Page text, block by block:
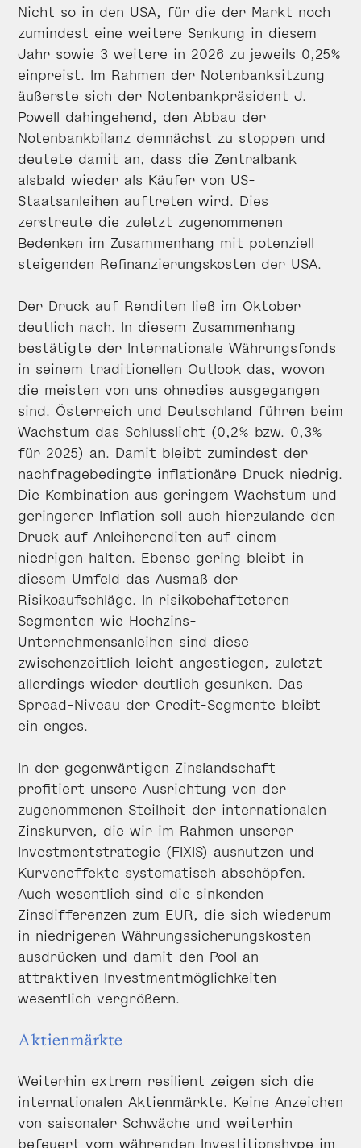
Nicht so in den USA, für die der Markt noch
zumindest eine weitere Senkung in diesem
Jahr sowie 3 weitere in 2026 zu jeweils 0,25%
einpreist. Im Rahmen der Notenbanksitzung
äußerste sich der Notenbankpräsident J.
Powell dahingehend, den Abbau der
Notenbankbilanz demnächst zu stoppen und
deutete damit an, dass die Zentralbank
alsbald wieder als Käufer von US-
Staatsanleihen auftreten wird. Dies
zerstreute die zuletzt zugenommenen
Bedenken im Zusammenhang mit potenziell
steigenden Refinanzierungskosten der USA.
Der Druck auf Renditen ließ im Oktober
deutlich nach. In diesem Zusammenhang
bestätigte der Internationale Währungsfonds
in seinem traditionellen Outlook das, wovon
die meisten von uns ohnedies ausgegangen
sind. Österreich und Deutschland führen beim
Wachstum das Schlusslicht (0,2% bzw. 0,3%
für 2025) an. Damit bleibt zumindest der
nachfragebedingte inflationäre Druck niedrig.
Die Kombination aus geringem Wachstum und
geringerer Inflation soll auch hierzulande den
Druck auf Anleiherenditen auf einem
niedrigen halten. Ebenso gering bleibt in
diesem Umfeld das Ausmaß der
Risikoaufschläge. In risikobehafteteren
Segmenten wie Hochzins-
Unternehmensanleihen sind diese
zwischenzeitlich leicht angestiegen, zuletzt
allerdings wieder deutlich gesunken. Das
Spread-Niveau der Credit-Segmente bleibt
ein enges.
In der gegenwärtigen Zinslandschaft
profitiert unsere Ausrichtung von der
zugenommenen Steilheit der internationalen
Zinskurven, die wir im Rahmen unserer
Investmentstrategie (FIXIS) ausnutzen und
Kurveneffekte systematisch abschöpfen.
Auch wesentlich sind die sinkenden
Zinsdifferenzen zum EUR, die sich wiederum
in niedrigeren Währungssicherungskosten
ausdrücken und damit den Pool an
attraktiven Investmentmöglichkeiten
wesentlich vergrößern.
Aktienmärkte
Weiterhin extrem resilient zeigen sich die
internationalen Aktienmärkte. Keine Anzeichen
von saisonaler Schwäche und weiterhin
befeuert vom währenden Investitionshype im